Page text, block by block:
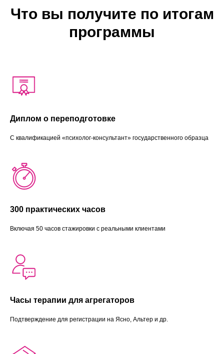
Что вы получите по итогам
программы
Диплом о переподготовке
С квалификацией «психолог-консультант» государственного образца
300 практических часов
Включая 50 часов стажировки с реальными клиентами
Часы терапии для агрегаторов
Подтверждение для регистрации на Ясно, Альтер и др.